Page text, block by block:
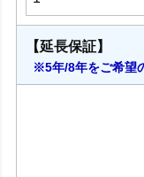
【延長保証】
※5年/8年をご希望